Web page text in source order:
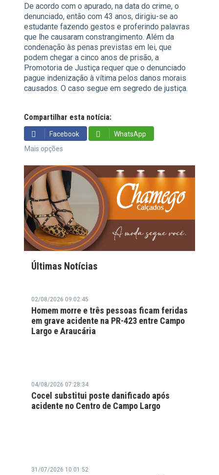
De acordo com o apurado, na data do crime, o
denunciado, então com 43 anos, dirigiu-se ao
estudante fazendo gestos e proferindo palavras
que lhe causaram constrangimento. Além da
condenação às penas previstas em lei, que
podem chegar a cinco anos de prisão, a
Promotoria de Justiça requer que o denunciado
pague indenização à vítima pelos danos morais
causados. O caso segue em segredo de justiça.
Compartilhar esta notícia:
Facebook
WhatsApp
Mais opções
Últimas Notícias
02/08/2026 09:02:45
Homem morre e três pessoas ficam feridas
em grave acidente na PR-423 entre Campo
Largo e Araucária
04/08/2026 07:28:34
Cocel substitui poste danificado após
acidente no Centro de Campo Largo
31/07/2026 10:01:52